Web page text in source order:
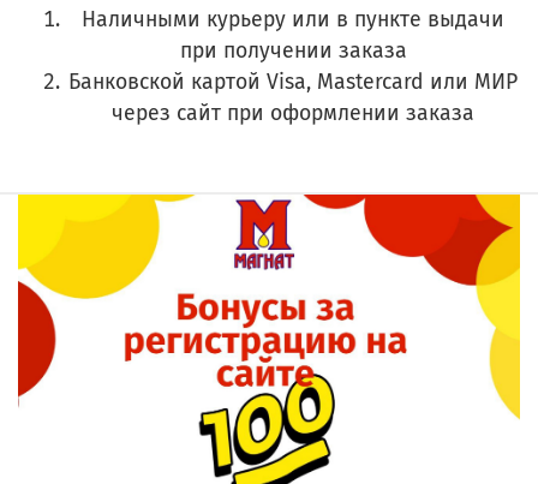
Наличными курьеру или в пункте выдачи
при получении заказа
Банковской картой Visa, Mastercard или МИР
через сайт при оформлении заказа